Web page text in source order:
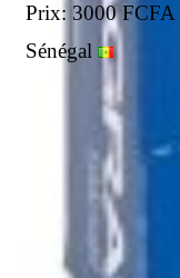
Prix: 3000 FCFA
Sénégal